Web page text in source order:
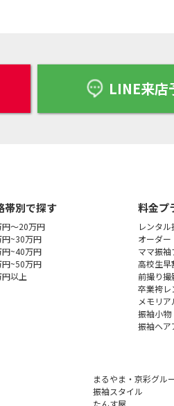
LINE来店
帯別で探す
円～20万円
円~30万円
~40万円
~50万円
以上
料金プ
レンタ
オーダ
ママ振袖
高校生早
前撮り撮
卒業袴レ
メモリア
振袖小物
振袖ヘア
まるやま・京彩グル
振袖スタイル
たんす屋